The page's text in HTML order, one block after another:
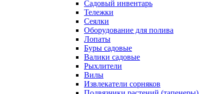
Садовый инвентарь
Тележки
Сеялки
Оборудование для полива
Лопаты
Буры садовые
Валики садовые
Рыхлители
Вилы
Извлекатели сорняков